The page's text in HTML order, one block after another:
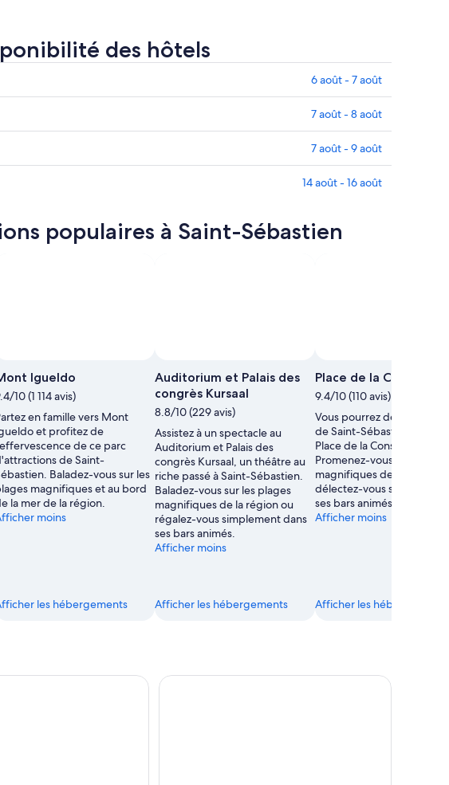
des hôtels
6 août - 7 août
7 août - 8 août
7 août - 9 août
14 août - 16 août
populaires à Saint-Sébastien
Igueldo
10 (1 114 avis)
en famille vers Mont
et profitez de
de ce parc
de Saint-
Baladez-vous sur les
magnifiques et au bord
la mer de la région.
moins
les hébergements
Auditorium et Palais des
congrès Kursaal
8.8/10 (229 avis)
Assistez à un spectacle au
Auditorium et Palais des
congrès Kursaal, un théâtre au
riche passé à Saint-Sébastien.
Baladez-vous sur les plages
magnifiques de la région ou
régalez-vous simplement dans
ses bars animés.
Afficher moins
Afficher les hébergements
Place de la
9.4/10 (110 avis)
Vous pourrez découvrir le
de Saint-Sébastien en
Place de la Constitution.
Promenez-vous sur les
magnifiques de la région,
délectez-vous
ses bars animés.
Afficher moins
Afficher les hébergements
d'une journée San Sebastian Ultimate Pintxos et Wine excursion